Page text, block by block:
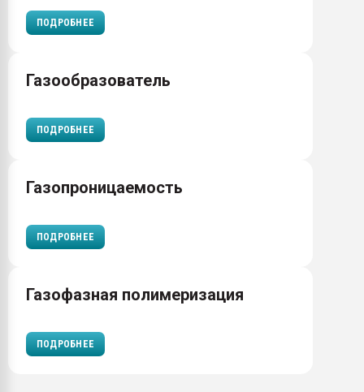
ПОДРОБНЕЕ
Газообразователь
ПОДРОБНЕЕ
Газопроницаемость
ПОДРОБНЕЕ
Газофазная полимеризация
ПОДРОБНЕЕ